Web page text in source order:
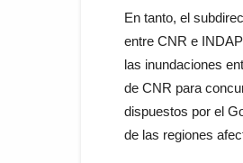
En tanto, el
entre CNR e
las inundaciones
de CNR para
dispuestos por el
de las regiones